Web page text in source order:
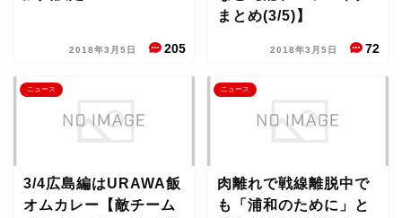
2018年3月5日 205
まとめ(3/5)】
2018年3月5日 72
ニュース
3/4広島編はURAWA飯
オムカレー【敵チーム
ニュース
肉離れで戦線離脱中で
も「浦和のために」と